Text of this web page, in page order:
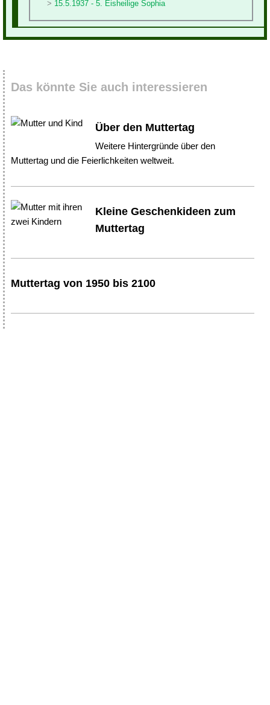
15.5.1937 - 5. Eisheilige Sophia
Das könnte Sie auch interessieren
Über den Muttertag
Weitere Hintergründe über den
Muttertag und die Feierlichkeiten weltweit.
Kleine Geschenkideen zum
Muttertag
Muttertag von 1950 bis 2100